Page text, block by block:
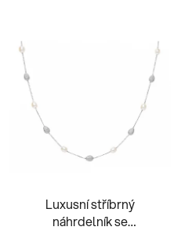
Luxusní stříbrný
náhrdelník se